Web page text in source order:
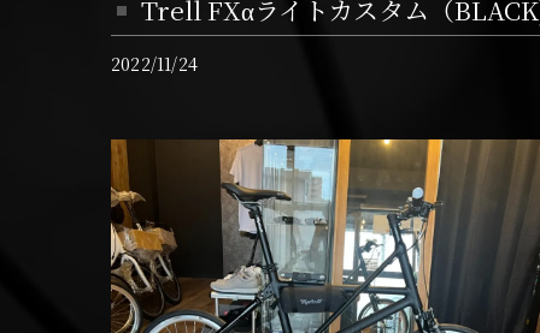
Trell FXαライトカスタム（
2022/11/24